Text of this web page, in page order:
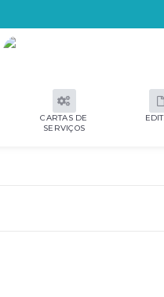
CARTAS DE
SERVIÇOS